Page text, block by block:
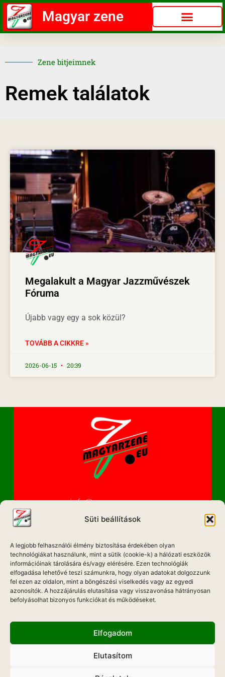
Süti beállítások
A legjobb felhasználói élmény biztosítása érdekében olyan
technológiákat használunk, mint a sütik (cookie-k) a hálózati eszközök
információinak tárolására és/vagy elérésére. Ezen technológiák
elfogadása lehetővé teszi számunkra, hogy olyan adatokat dolgozzunk
fel ezen az oldalon, mint a böngészési viselkedés vagy az egyedi
azonosítók. A hozzájárulás elutasítása vagy visszavonása hátrányosan
befolyásolhat bizonyos funkciókat és működéseket.
Elfogadom
Elutasítom
Magyar zene
Zene bitjeimnek
Remek találatok
Megalakult a Magyar Jazzművészek
Fóruma
Újabb vagy egy a sok közül?
TOVÁBB A CIKKRE »
2026-06-15 20:39
info@magyarzene.eu
IMPRESSZUM
ETIKAI KÓDEX
MÉDIA AJÁNLAT
ADATKEZELÉSI NYILATKOZAT
Hadd Szóljon!